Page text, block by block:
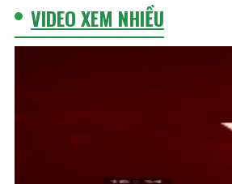
VIDEO XEM NHIỀU